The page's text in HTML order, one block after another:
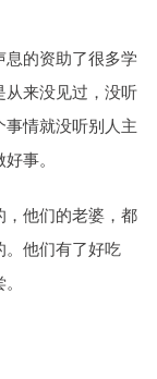
的资助了很多学
来没见过，没听
情就没听别人主
事。
他们的老婆，都
。他们有了好吃